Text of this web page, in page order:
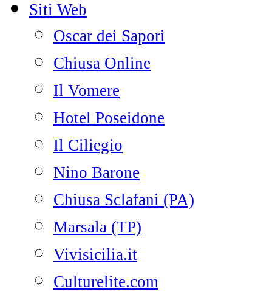
Siti Web
Oscar dei Sapori
Chiusa Online
Il Vomere
Hotel Poseidone
Il Ciliegio
Nino Barone
Chiusa Sclafani (PA)
Marsala (TP)
Vivisicilia.it
Culturelite.com